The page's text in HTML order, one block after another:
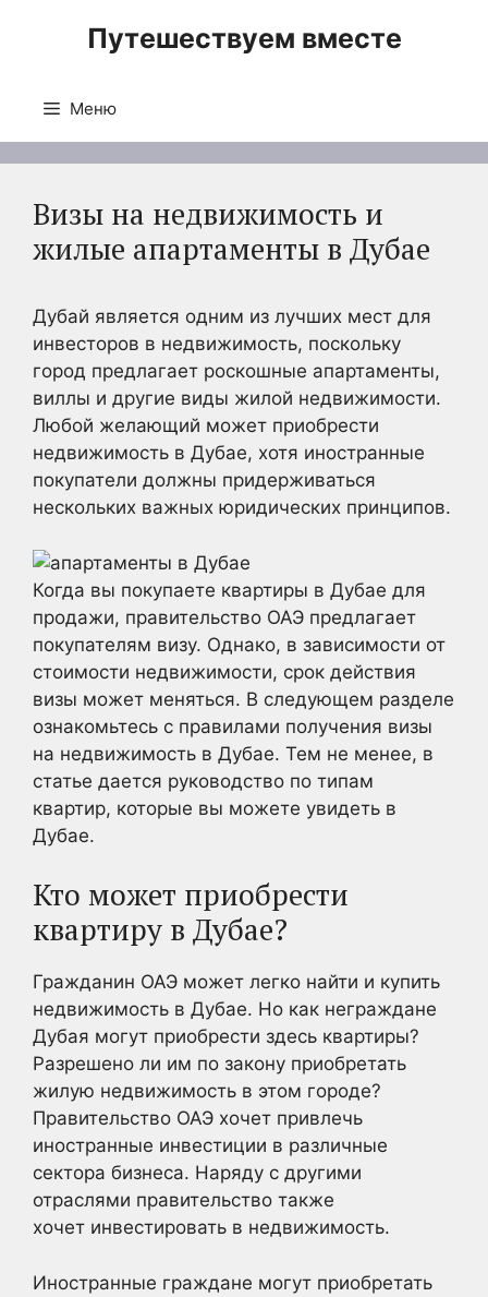
Путешествуем вместе
Меню
Визы на недвижимость и
жилые апартаменты в Дубае
Дубай является одним из лучших мест для
инвесторов в недвижимость, поскольку
город предлагает роскошные апартаменты,
виллы и другие виды жилой недвижимости.
Любой желающий может приобрести
недвижимость в Дубае, хотя иностранные
покупатели должны придерживаться
нескольких важных юридических принципов.
Когда вы покупаете квартиры в Дубае для
продажи, правительство ОАЭ предлагает
покупателям визу. Однако, в зависимости от
стоимости недвижимости, срок действия
визы может меняться. В следующем разделе
ознакомьтесь с правилами получения визы
на недвижимость в Дубае. Тем не менее, в
статье дается руководство по типам
квартир, которые вы можете увидеть в
Дубае.
Кто может приобрести
квартиру в Дубае?
Гражданин ОАЭ может легко найти и купить
недвижимость в Дубае. Но как неграждане
Дубая могут приобрести здесь квартиры?
Разрешено ли им по закону приобретать
жилую недвижимость в этом городе?
Правительство ОАЭ хочет привлечь
иностранные инвестиции в различные
сектора бизнеса. Наряду с другими
отраслями правительство также
хочет инвестировать в недвижимость.
Иностранные граждане могут приобретать